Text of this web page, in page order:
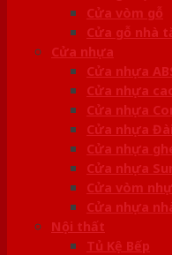
Cửa vòm gỗ
Cửa gỗ nhà
Cửa nhựa
Cửa nhựa
Cửa nhựa
Cửa nhựa
Cửa nhựa
Cửa nhựa
Cửa nhựa
Cửa vòm
Cửa nhựa
Nội thất
Tủ Kệ Bếp